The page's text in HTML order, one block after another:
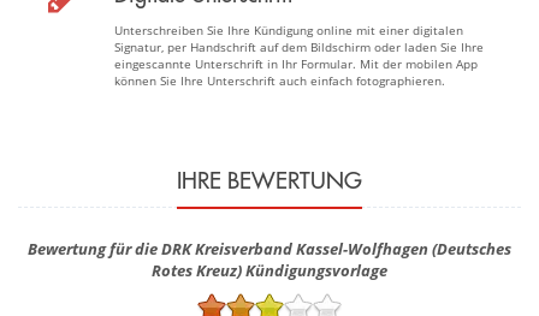
Unterschreiben Sie Ihre Kündigung online mit einer digitalen
Signatur, per Handschrift auf dem Bildschirm oder laden Sie Ihre
eingescannte Unterschrift in Ihr Formular. Mit der mobilen App
können Sie Ihre Unterschrift auch einfach fotographieren.
IHRE BEWERTUNG
Bewertung für die DRK Kreisverband Kassel-Wolfhagen (Deutsches
Rotes Kreuz) Kündigungsvorlage